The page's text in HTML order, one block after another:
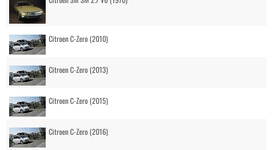
Citroen C-Zero (2010)
Citroen C-Zero (2013)
Citroen C-Zero (2015)
Citroen C-Zero (2016)